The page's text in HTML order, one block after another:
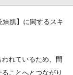
燥肌】に関するスキ
われているため、間
ことへとつながり